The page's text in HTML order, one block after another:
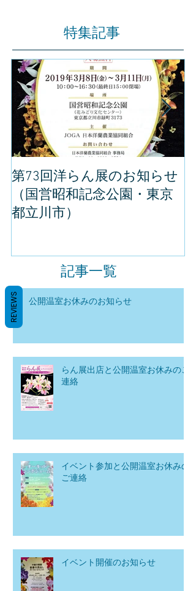
特集記事
第73回洋らん展のお知らせ
（国営昭和記念公園・東京
都立川市）
記事一覧
公開温室お休みのお知らせ
らん展出店と公開温室お休みのご
連絡
イベント参加と公開温室お休みの
ご連絡
イベント開催のお知らせ
REVIEWS